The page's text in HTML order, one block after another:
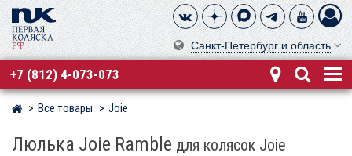
Санкт-Петербург и область
+7 (812) 4-073-073
Магазин детских колясок
Все товары Joie
Люлька Joie Ramble для колясок Joie